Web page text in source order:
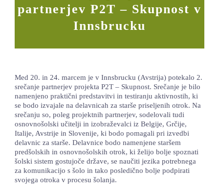
SOCIALNA AKTIVACIJA+
KNJIŽNICA
60-LETNICA
partnerjev P2T – Skupnost v
Innsbrucku
Med 20. in 24. marcem je v Innsbrucku (Avstrija) potekalo 2.
srečanje partnerjev projekta P2T – Skupnost. Srečanje je bilo
namenjeno praktični predstavitvi in testiranju aktivnostih, ki
se bodo izvajale na delavnicah za starše priseljenih otrok. Na
srečanju so, poleg projektnih partnerjev, sodelovali tudi
osnovnošolski učitelji in izobraževalci iz Belgije, Grčije,
Italije, Avstrije in Slovenije, ki bodo pomagali pri izvedbi
delavnic za starše. Delavnice bodo namenjene staršem
predšolskih in osnovnošolskih otrok, ki želijo bolje spoznati
šolski sistem gostujoče države, se naučiti jezika potrebnega
za komunikacijo s šolo in tako posledično bolje podpirati
svojega otroka v procesu šolanja.